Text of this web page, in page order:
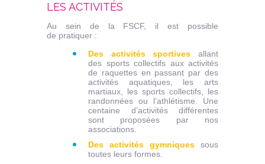
LES ACTIVITÉS
Au sein de la FSCF, il est possible
de pratiquer :
Des activités sportives allant
des sports collectifs aux activités
de raquettes en passant par des
activités aquatiques, les arts
martiaux, les sports collectifs, les
randonnées ou l’athlétisme. Une
centaine d’activités différentes
sont proposées par nos
associations.
Des activités gymniques sous
toutes leurs formes.